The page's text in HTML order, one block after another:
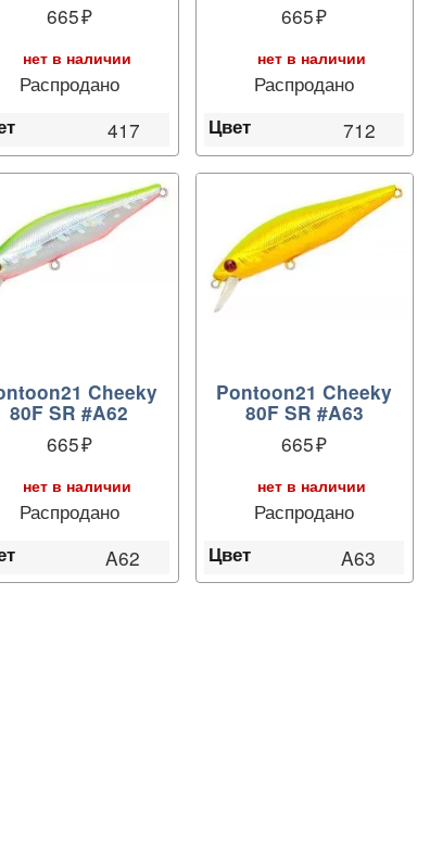
665
нет в наличии
Распродано
417
665
нет в наличии
Распродано
Цвет 712
Cheeky
80F SR #A62
665
нет в наличии
Распродано
A62
Pontoon21 Cheeky
80F SR #A63
665
нет в наличии
Распродано
Цвет A63